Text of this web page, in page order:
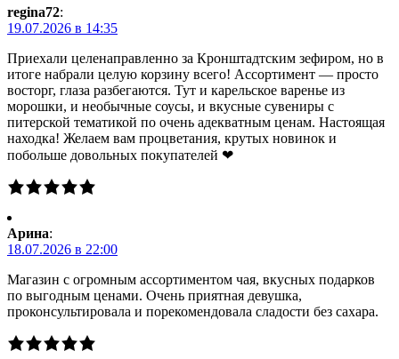
regina72:
19.07.2026 в 14:35
Приехали целенаправленно за Кронштадтским зефиром, но в
итоге набрали целую корзину всего! Ассортимент — просто
восторг, глаза разбегаются. Тут и карельское варенье из
морошки, и необычные соусы, и вкусные сувениры с
питерской тематикой по очень адекватным ценам. Настоящая
находка! Желаем вам процветания, крутых новинок и
побольше довольных покупателей ❤
Арина:
18.07.2026 в 22:00
Магазин с огромным ассортиментом чая, вкусных подарков
по выгодным ценами. Очень приятная девушка,
проконсультировала и порекомендовала сладости без сахара.